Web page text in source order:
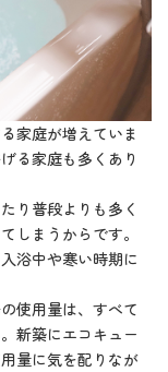
家庭が増えていま
る家庭も多くあり
り普段よりも多く
しまうからです。
浴中や寒い時期に
使用量は、すべて
新築にエコキュー
量に気を配りなが